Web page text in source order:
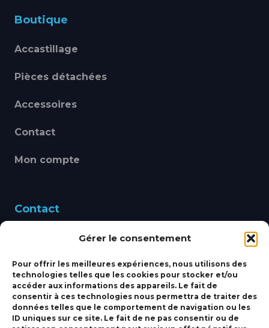
Gérer le consentement
Pour offrir les meilleures expériences, nous utilisons des
technologies telles que les cookies pour stocker et/ou
accéder aux informations des appareils. Le fait de
consentir à ces technologies nous permettra de traiter des
données telles que le comportement de navigation ou les
ID uniques sur ce site. Le fait de ne pas consentir ou de
Boutique
Accastillage
Pièces détachées
Accessoires
Contact
Mon compte
Contact
460 Avenue Alain Le
bbsmarine@bbs-
marine.fr